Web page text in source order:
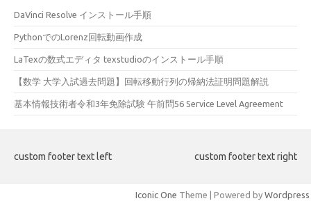
DaVinci Resolve インストール手順
PythonでのLorenz回転動画作成
LaTexの数式エディタ texstudioのインストール手順
【数学 大学入試過去問題】回転移動行列の帰納法証明問題解説
基本情報技術者令和3年免除試験 午前問56 Service Level Agreement
custom footer text left custom footer text right
Iconic One Theme | Powered by Wordpress